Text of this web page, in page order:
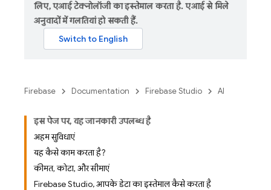
लिए, एआई टेक्नोलॉजी का इस्तेमाल करता है. एआई से मिले
अनुवादों में गलतियां हो सकती हैं.
Firebase Documentation Firebase Studio AI
इस पेज पर, यह जानकारी उपलब्ध है
अहम सुविधाएं
यह कैसे काम करता है?
कीमत, कोटा, और सीमाएं
Firebase Studio, आपके डेटा का इस्तेमाल कैसे करता है